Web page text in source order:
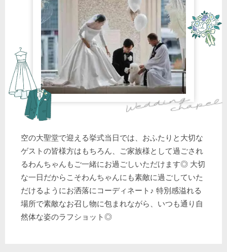
空の大聖堂で迎える挙式当日では、おふたりと大切な
ゲストの皆様方はもちろん、ご家族様として過ごされ
るわんちゃんもご一緒にお過ごしいただけます◎ 大切
な一日だからこそわんちゃんにも素敵に過ごしていた
だけるようにお洒落にコーディネート♪ 特別感溢れる
場所で素敵なお召し物に包まれながら、いつも通り自
然体な姿のラフショット◎